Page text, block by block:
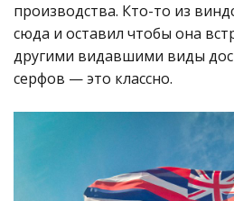
производства. Кто-то из
сюда и оставил чтобы она
другими видавшими виды
серфов — это классно.